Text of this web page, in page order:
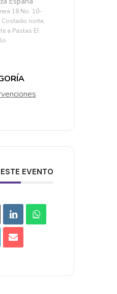
18 No. 10-
Costado norte,
a Pastas El
EVENTO